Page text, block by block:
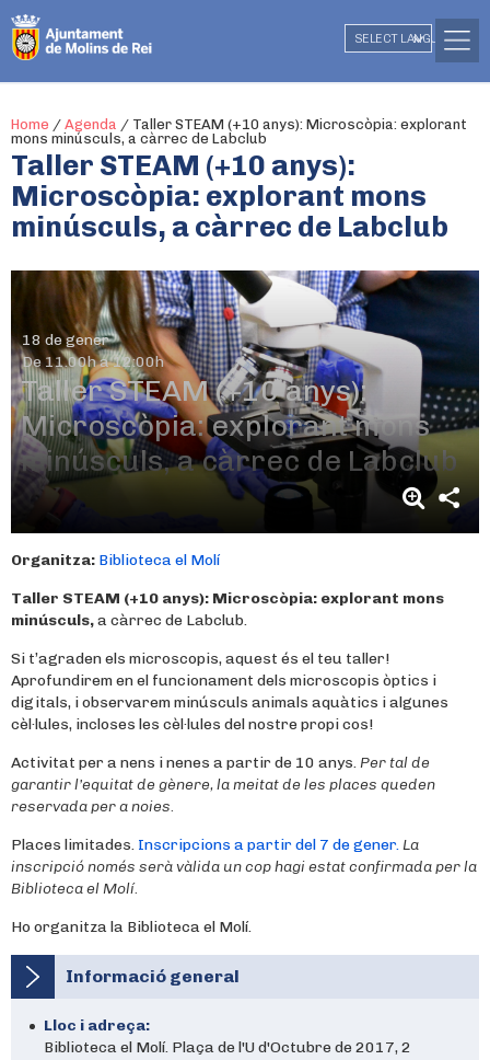
SELECT LANGUAGE ▼
Home / Agenda / Taller STEAM (+10 anys): Microscòpia: explorant
mons minúsculs, a càrrec de Labclub
Taller STEAM (+10 anys):
Microscòpia: explorant mons
minúsculs, a càrrec de Labclub
18 de gener
De 11.00h a 12:00h
Taller STEAM (+10 anys):
Microscòpia: explorant mons
minúsculs, a càrrec de Labclub
Organitza: Biblioteca el Molí
Taller STEAM (+10 anys): Microscòpia: explorant mons
minúsculs,a càrrec de Labclub.
Si t’agraden els microscopis, aquest és el teu taller!
Aprofundirem en el funcionament dels microscopis òptics i
digitals, i observarem minúsculs animals aquàtics i algunes
cèl·lules, incloses les cèl·lules del nostre propi cos!
Activitat per a nens i nenes a partir de 10 anys.Per tal de
garantir l’equitat de gènere, la meitat de les places queden
reservada per a noies.
Places limitades. Inscripcions a partir del 7 de gener.La
inscripció només serà vàlida un cop hagi estat confirmada per la
Biblioteca el Molí.
Ho organitza la Biblioteca el Molí.
Informació general
Lloc i adreça:
Biblioteca el Molí. Plaça de l'U d'Octubre de 2017, 2